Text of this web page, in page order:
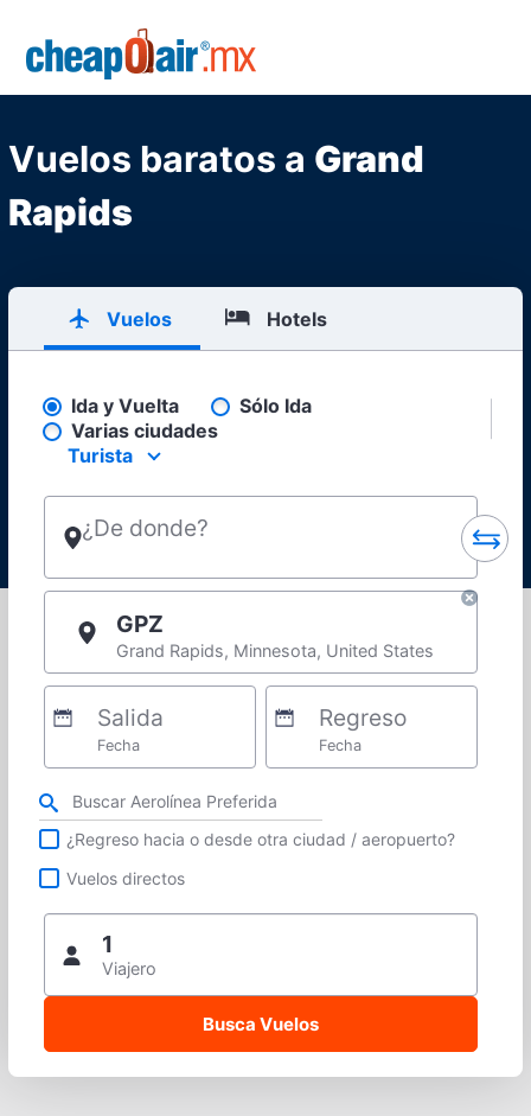
Skip to main content
Vuelos baratos a Grand
Rapids
Vuelos Hotels
Pick your flight type
Ida y Vuelta
Sólo Ida
Varias ciudades
Select your preferred seating class.
Turista
¿De donde?
GPZ
Grand Rapids, Minnesota, United States
Salida
Fecha
Regreso
Fecha
Refina tu búsqueda por aerolínea, ciudad o aeropuerto o vuelos directos
¿Regreso hacia o desde otra ciudad / aeropuerto?
Vuelos directos
1
Viajero